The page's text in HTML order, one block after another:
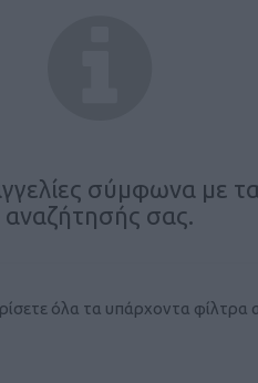
σύμφωνα με τα
αναζήτησής σας.
όλα τα υπάρχοντα φίλτρα